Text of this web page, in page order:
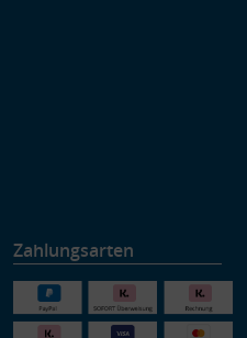
Zahlungsarten